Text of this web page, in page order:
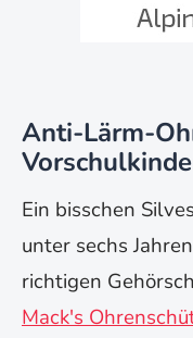
Anti-Lärm-
Ein bisschen
unter sechs
richtigen
Mack's